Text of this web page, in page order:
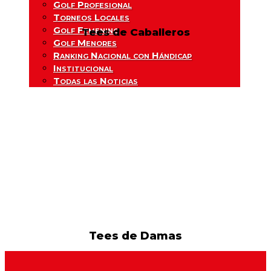
Golf Profesional
Torneos Locales
Golf Femenino
Golf Menores
Ranking Nacional con Hándicap
Institucional
Todas las Noticias
Tees de Caballeros
Tees de Damas